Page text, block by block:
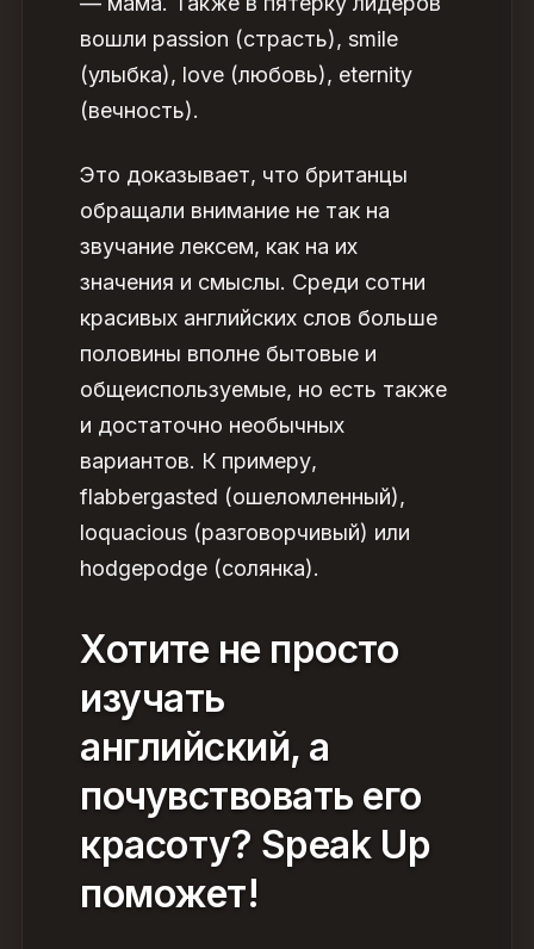
вошли passion (страсть), smile
(улыбка), love (любовь), eternity
(вечность).
Это доказывает, что британцы
обращали внимание не так на
звучание лексем, как на их
значения и смыслы. Среди сотни
красивых английских слов больше
половины вполне бытовые и
общеиспользуемые, но есть также
и достаточно необычных
вариантов. К примеру,
flabbergasted (ошеломленный),
loquacious (разговорчивый) или
hodgepodge (солянка).
Хотите не просто
изучать
английский, а
почувствовать его
красоту? Speak Up
поможет!